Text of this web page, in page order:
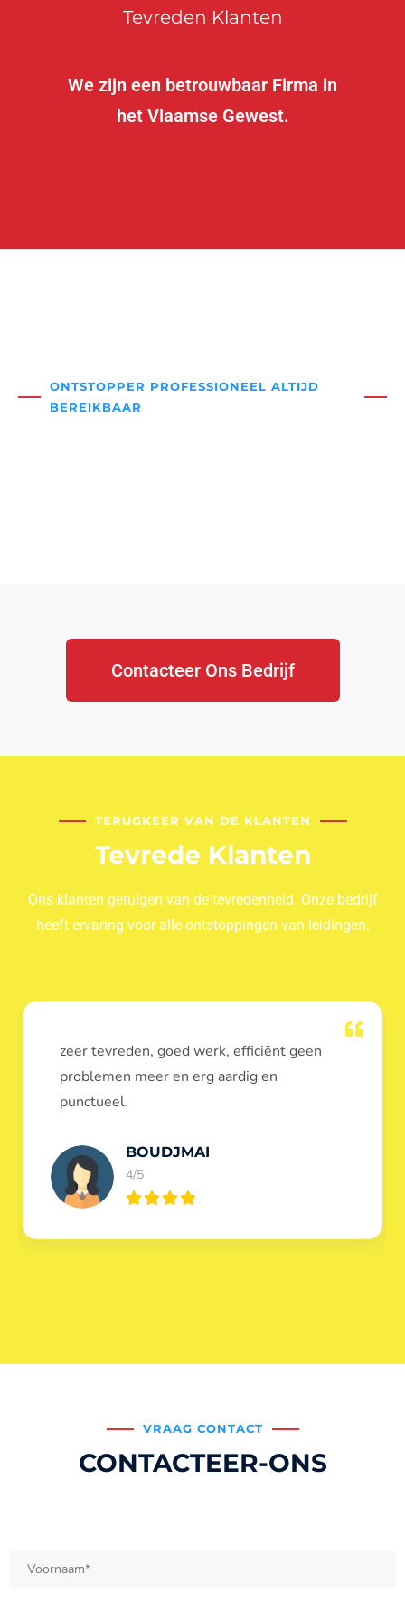
Tevreden Klanten
We zijn een betrouwbaar Firma in
het Vlaamse Gewest.
ONTSTOPPER PROFESSIONEEL ALTIJD
BEREIKBAAR
Contacteer Ons Bedrijf
TERUGKEER VAN DE KLANTEN
Tevrede Klanten
Ons klanten getuigen van de tevredenheid. Onze bedrijf
heeft ervaring voor alle ontstoppingen van leidingen.
Dank u voor de ontstopping van wc, werd
heel goed uitgevoerd, door de loodgieters
ontstoppers services janssens.
Eric Garfield
5/5
VRAAG CONTACT
CONTACTEER-ONS